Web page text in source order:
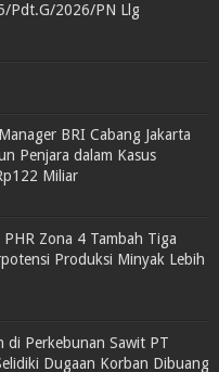
Pdt.G/2026/PN Llg
BRI Cabang Jakarta
Penjara dalam Kasus
Miliar
Zona 4 Tambah Tiga
Produksi Minyak Lebih
di Perkebunan Sawit PT
Dugaan Korban Dibuang